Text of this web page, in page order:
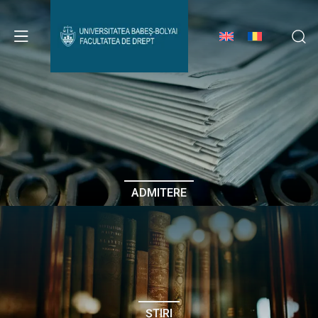
Avizier Studenți
Studii
Admitere
Erasmus & Internațional
Despre Facultate
ADMITERE
ȘTIRI